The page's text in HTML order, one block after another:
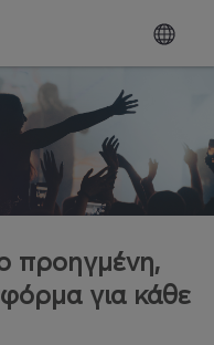
προηγμένη,
για κάθε